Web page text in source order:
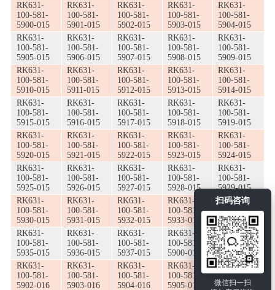
扫码咨询
微信扫一扫
RK631-
100-581-
5900-015
RK631-
100-581-
5901-015
RK631-
100-581-
5902-015
RK631-
100-581-
5903-015
RK631-
100-581-
5904-015
RK631-
100-581-
5905-015
RK631-
100-581-
5906-015
RK631-
100-581-
5907-015
RK631-
100-581-
5908-015
RK631-
100-581-
5909-015
RK631-
100-581-
5910-015
RK631-
100-581-
5911-015
RK631-
100-581-
5912-015
RK631-
100-581-
5913-015
RK631-
100-581-
5914-015
RK631-
100-581-
5915-015
RK631-
100-581-
5916-015
RK631-
100-581-
5917-015
RK631-
100-581-
5918-015
RK631-
100-581-
5919-015
RK631-
100-581-
5920-015
RK631-
100-581-
5921-015
RK631-
100-581-
5922-015
RK631-
100-581-
5923-015
RK631-
100-581-
5924-015
RK631-
100-581-
5925-015
RK631-
100-581-
5926-015
RK631-
100-581-
5927-015
RK631-
100-581-
5928-015
RK631-
100-581-
5929-015
RK631-
100-581-
5930-015
RK631-
100-581-
5931-015
RK631-
100-581-
5932-015
RK631-
100-581-
5933-015
RK631-
100-581-
5934-015
RK631-
100-581-
5935-015
RK631-
100-581-
5936-015
RK631-
100-581-
5937-015
RK631-
100-581-
5900-016
RK631-
100-581-
5901-016
RK631-
100-581-
5902-016
RK631-
100-581-
5903-016
RK631-
100-581-
5904-016
RK631-
100-581-
5905-016
RK631-
100-581-
5906-016